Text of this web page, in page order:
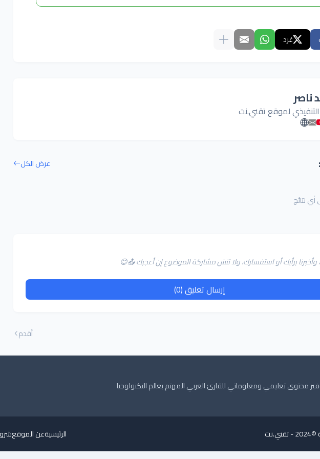
غرد
ناصر
التنفيذي لموقع تقني.نت
عرض الكل
أي نتائج
برأيك أو استفسارك، ولا تنسَ مشاركة الموضوع إن أعجبك 📤😊
إرسال تعليق (0)
أقدم
محتوى تعليمي ومعلوماتي للقارئ العربي المهتم بعالم التكنولوجيا
- تقني.نت الرئيسيةعن الموقع